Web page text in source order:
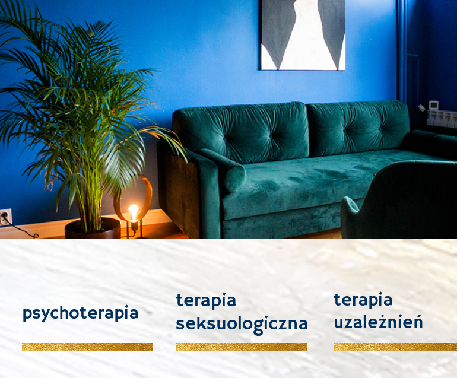
psychoterapia
terapia
seksuologiczna
terapia
uzależnień